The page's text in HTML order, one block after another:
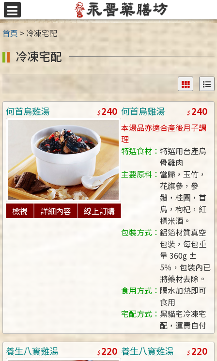
跳
至
主
要
內
容
首頁 > 冷凍宅配
冷凍宅配
何首烏雞湯 240
檢視 詳細內容 線上訂購
何首烏雞湯 240
本湯品亦適合產後月子調
理
特選食材： 特選用台產烏
骨雞肉
主要原料： 當歸，玉竹，
花旗參，參
鬚，桂圓，首
烏，枸杞，紅
標米酒。
包裝方式：鋁箔材質真空
包裝，每包重
量 360g ±
5％，包裝內已
將藥材去除。
食用方式： 隔水加熱即可
食用
宅配方式： 黑貓宅冷凍宅
配，運費自付
養生八寶雞湯 220 養生八寶雞湯 220
選
單